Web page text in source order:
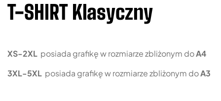
T-SHIRT Klasyczny
XS-2XL posiada grafikę w rozmiarze zbliżonym doA4
3XL-5XL posiada grafikę w rozmiarze zbliżonym doA3